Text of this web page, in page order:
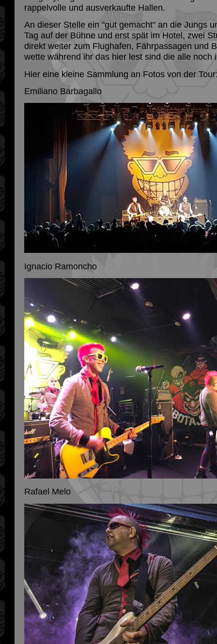
rappelvolle und ausverkaufte Hallen.
An dieser Stelle ein "gut gemacht" an die Jungs
Tag auf der Bühne und erst spät im Hotel, zwei
direkt weiter zum Flughafen, Fährpassagen und
wette während ihr das hier lest sind die alle noch
Hier eine kleine Sammlung an Fotos von der
Emiliano Barbagallo
Ignacio Ramoncho
Rafael Melo